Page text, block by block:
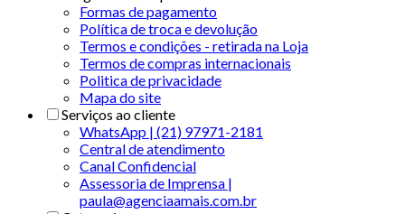
Formas de pagamento
Política de troca e devolução
Termos e condições - retirada na Loja
Termos de compras internacionais
Politica de privacidade
Mapa do site
Serviços ao cliente
WhatsApp | (21) 97971-2181
Central de atendimento
Canal Confidencial
Assessoria de Imprensa |
paula@agenciaamais.com.br